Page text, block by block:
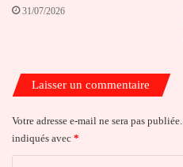
31/07/2026
Laisser un commentaire
Votre adresse e-mail ne sera pas publiée.
indiqués avec *